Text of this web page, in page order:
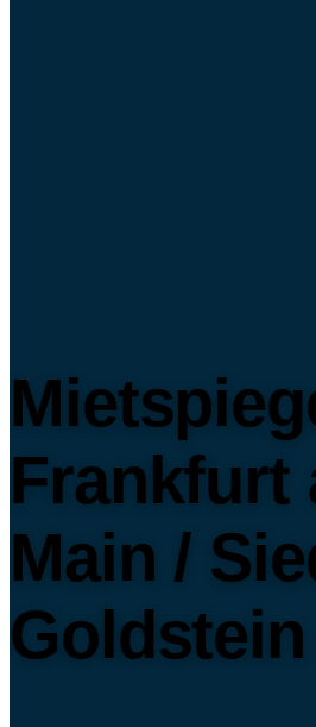
Frankfurt
Main /
Goldstein